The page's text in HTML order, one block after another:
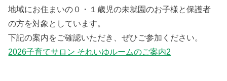
地域にお住まいの０・１歳児の未就園のお子様と保護者
の方を対象としています。
下記の案内をご確認いただき、ぜひご参加ください。
2026子育てサロン それいゆルームのご案内2